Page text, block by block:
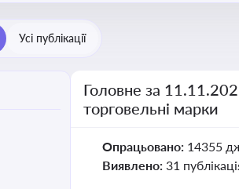
Усі публікації
Головне за
торговельні марки
Опрацьовано: 14355
Виявлено: 31